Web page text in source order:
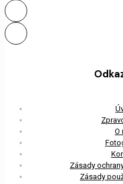
O
Zásady
Zásady